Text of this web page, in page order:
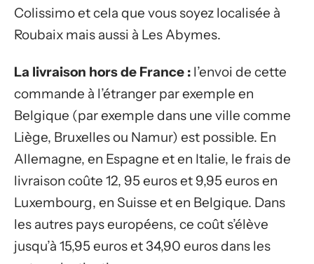
Colissimo et cela que vous soyez localisée à
Roubaix mais aussi à Les Abymes.
La livraison hors de France : l’envoi de cette
commande à l’étranger par exemple en
Belgique (par exemple dans une ville comme
Liège, Bruxelles ou Namur) est possible. En
Allemagne, en Espagne et en Italie, le frais de
livraison coûte 12, 95 euros et 9,95 euros en
Luxembourg, en Suisse et en Belgique. Dans
les autres pays européens, ce coût s’élève
jusqu’à 15,95 euros et 34,90 euros dans les